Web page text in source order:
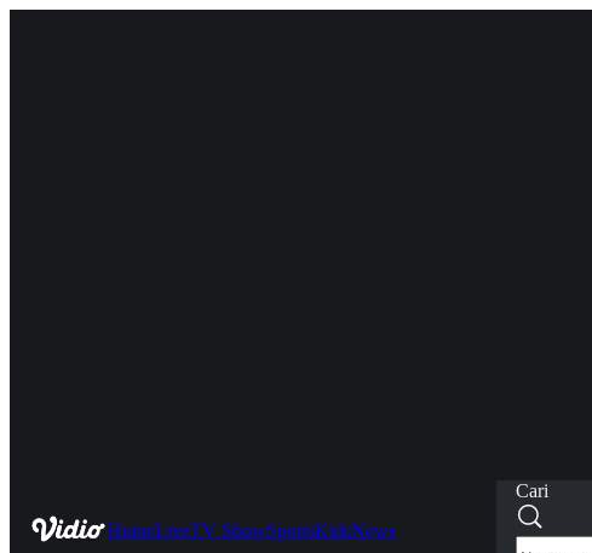
HomeLiveTV ShowSportsKidsNews
Cari